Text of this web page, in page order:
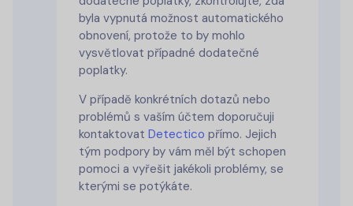
byla vypnutá možnost automatického
obnovení, protože to by mohlo
vysvětlovat případné dodatečné
poplatky.
V případě konkrétních dotazů nebo
problémů s vaším účtem doporučuji
kontaktovat Detectico přímo. Jejich
tým podpory by vám měl být schopen
pomoci a vyřešit jakékoli problémy, se
kterými se potýkáte.